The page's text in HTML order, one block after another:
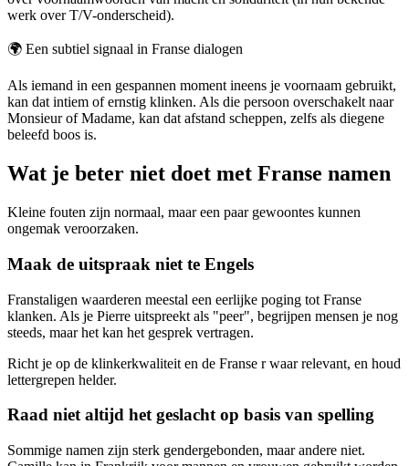
werk over T/V-onderscheid).
🌍 Een subtiel signaal in Franse dialogen
Als iemand in een gespannen moment ineens je voornaam gebruikt,
kan dat intiem of ernstig klinken. Als die persoon overschakelt naar
Monsieur of Madame, kan dat afstand scheppen, zelfs als diegene
beleefd boos is.
Wat je beter niet doet met Franse namen
Kleine fouten zijn normaal, maar een paar gewoontes kunnen
ongemak veroorzaken.
Maak de uitspraak niet te Engels
Franstaligen waarderen meestal een eerlijke poging tot Franse
klanken. Als je Pierre uitspreekt als "peer", begrijpen mensen je nog
steeds, maar het kan het gesprek vertragen.
Richt je op de klinkerkwaliteit en de Franse r waar relevant, en houd
lettergrepen helder.
Raad niet altijd het geslacht op basis van spelling
Sommige namen zijn sterk gendergebonden, maar andere niet.